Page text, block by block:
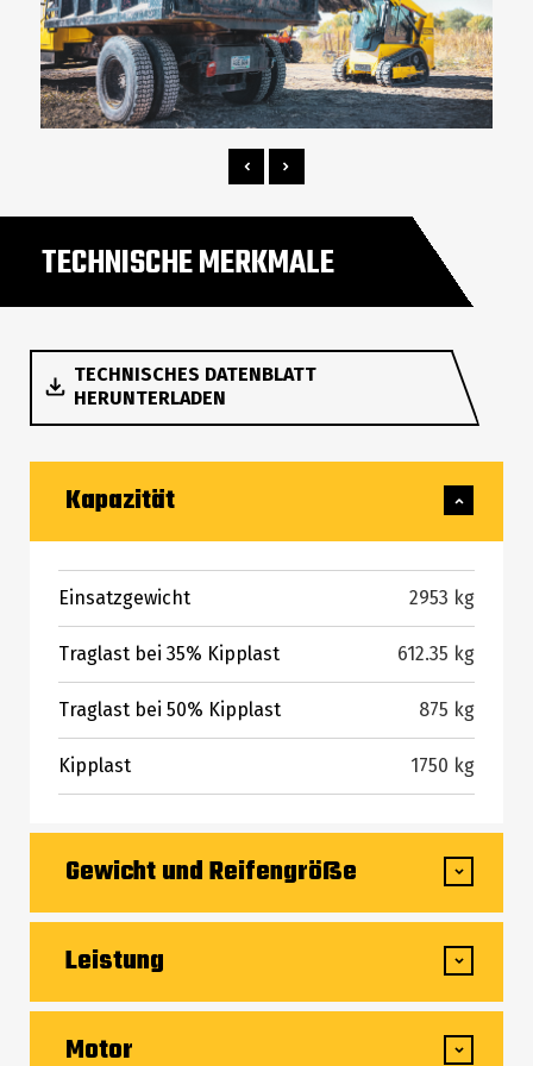
TECHNISCHE MERKMALE
TECHNISCHES DATENBLATT
HERUNTERLADEN
Kapazität
Einsatzgewicht 2953 kg
Traglast bei 35% Kipplast 612.35 kg
Traglast bei 50% Kipplast 875 kg
Kipplast 1750 kg
Gewicht und Reifengröße
3670 mm
Höhe bis Schaufeldrehpunkt – bei max.
Hubhöhe
2794 mm
Leistung
10 km/h
Motor